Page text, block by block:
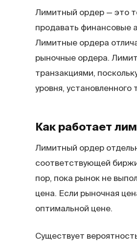
Лимитный ордер — это
продавать финансовые
Лимитные ордера
рыночные ордера.
транзакциями,
уровня,
Как работает
Лимитный ордер
соответствующей
пор, пока рынок не
цена. Если рыночная
оптимальной цене.
Существует